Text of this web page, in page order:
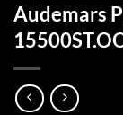
Audemars